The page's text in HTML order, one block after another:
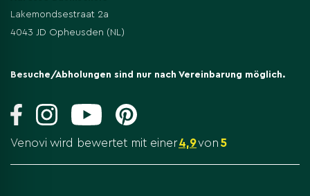
Lakemondsestraat 2a
4043 JD Opheusden (NL)
Besuche/Abholungen sind nur nach Vereinbarung möglich.
Venovi wird bewertet mit einer4,9von 5